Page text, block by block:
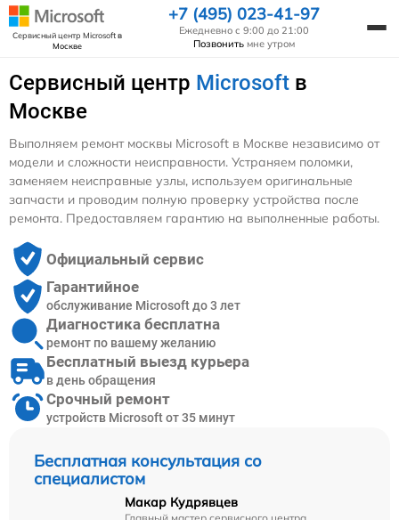
Сервисный центр Microsoftв
Москве
+7 (495) 023-41-97
Ежедневно с 9:00 до 21:00
Позвонить мне утром
Сервисный центр Microsoft в
Москве
Бесплатная консультация со
специалистом
Макар Кудрявцев
Выполняем ремонт москвы Microsoft в Москве независимо от
модели и сложности неисправности. Устраняем поломки,
заменяем неисправные узлы, используем оригинальные
запчасти и проводим полную проверку устройства после
ремонта. Предоставляем гарантию на выполненные работы.
Официальный сервис
Гарантийное
обслуживание Microsoft до 3 лет
Диагностика бесплатна
ремонт по вашему желанию
Бесплатный выезд курьера
в день обращения
Срочный ремонт
устройств Microsoft от 35 минут